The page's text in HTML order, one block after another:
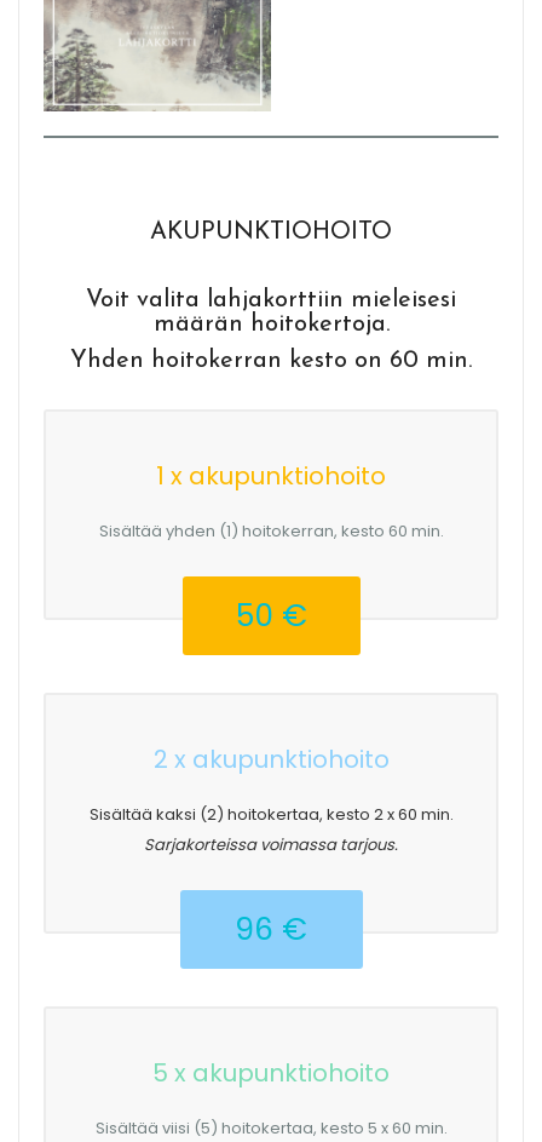
AKUPUNKTIOHOITO
Voit valita lahjakorttiin mieleisesi
määrän hoitokertoja.
Yhden hoitokerran kesto on 60 min.
1 x akupunktiohoito
Sisältää yhden (1) hoitokerran, kesto 60 min.
50 €
2 x akupunktiohoito
Sisältää kaksi (2) hoitokertaa, kesto 2 x 60 min.
Sarjakorteissa voimassa tarjous.
96 €
5 x akupunktiohoito
Sisältää viisi (5) hoitokertaa, kesto 5 x 60 min.